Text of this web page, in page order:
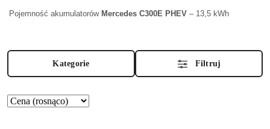
Pojemność akumulatorów Mercedes C300E PHEV – 13,5 kWh
Kategorie Filtruj
Zastosowano
Sortuj